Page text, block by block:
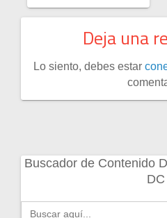
Deja una
Lo siento, debes estar
Buscador de Contenido
DC
Buscar: